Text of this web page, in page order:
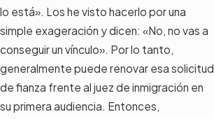
lo está». Los he visto hacerlo por una
simple exageración y dicen: «No, no vas a
conseguir un vínculo». Por lo tanto,
generalmente puede renovar esa solicitud
de fianza frente al juez de inmigración en
su primera audiencia. Entonces,